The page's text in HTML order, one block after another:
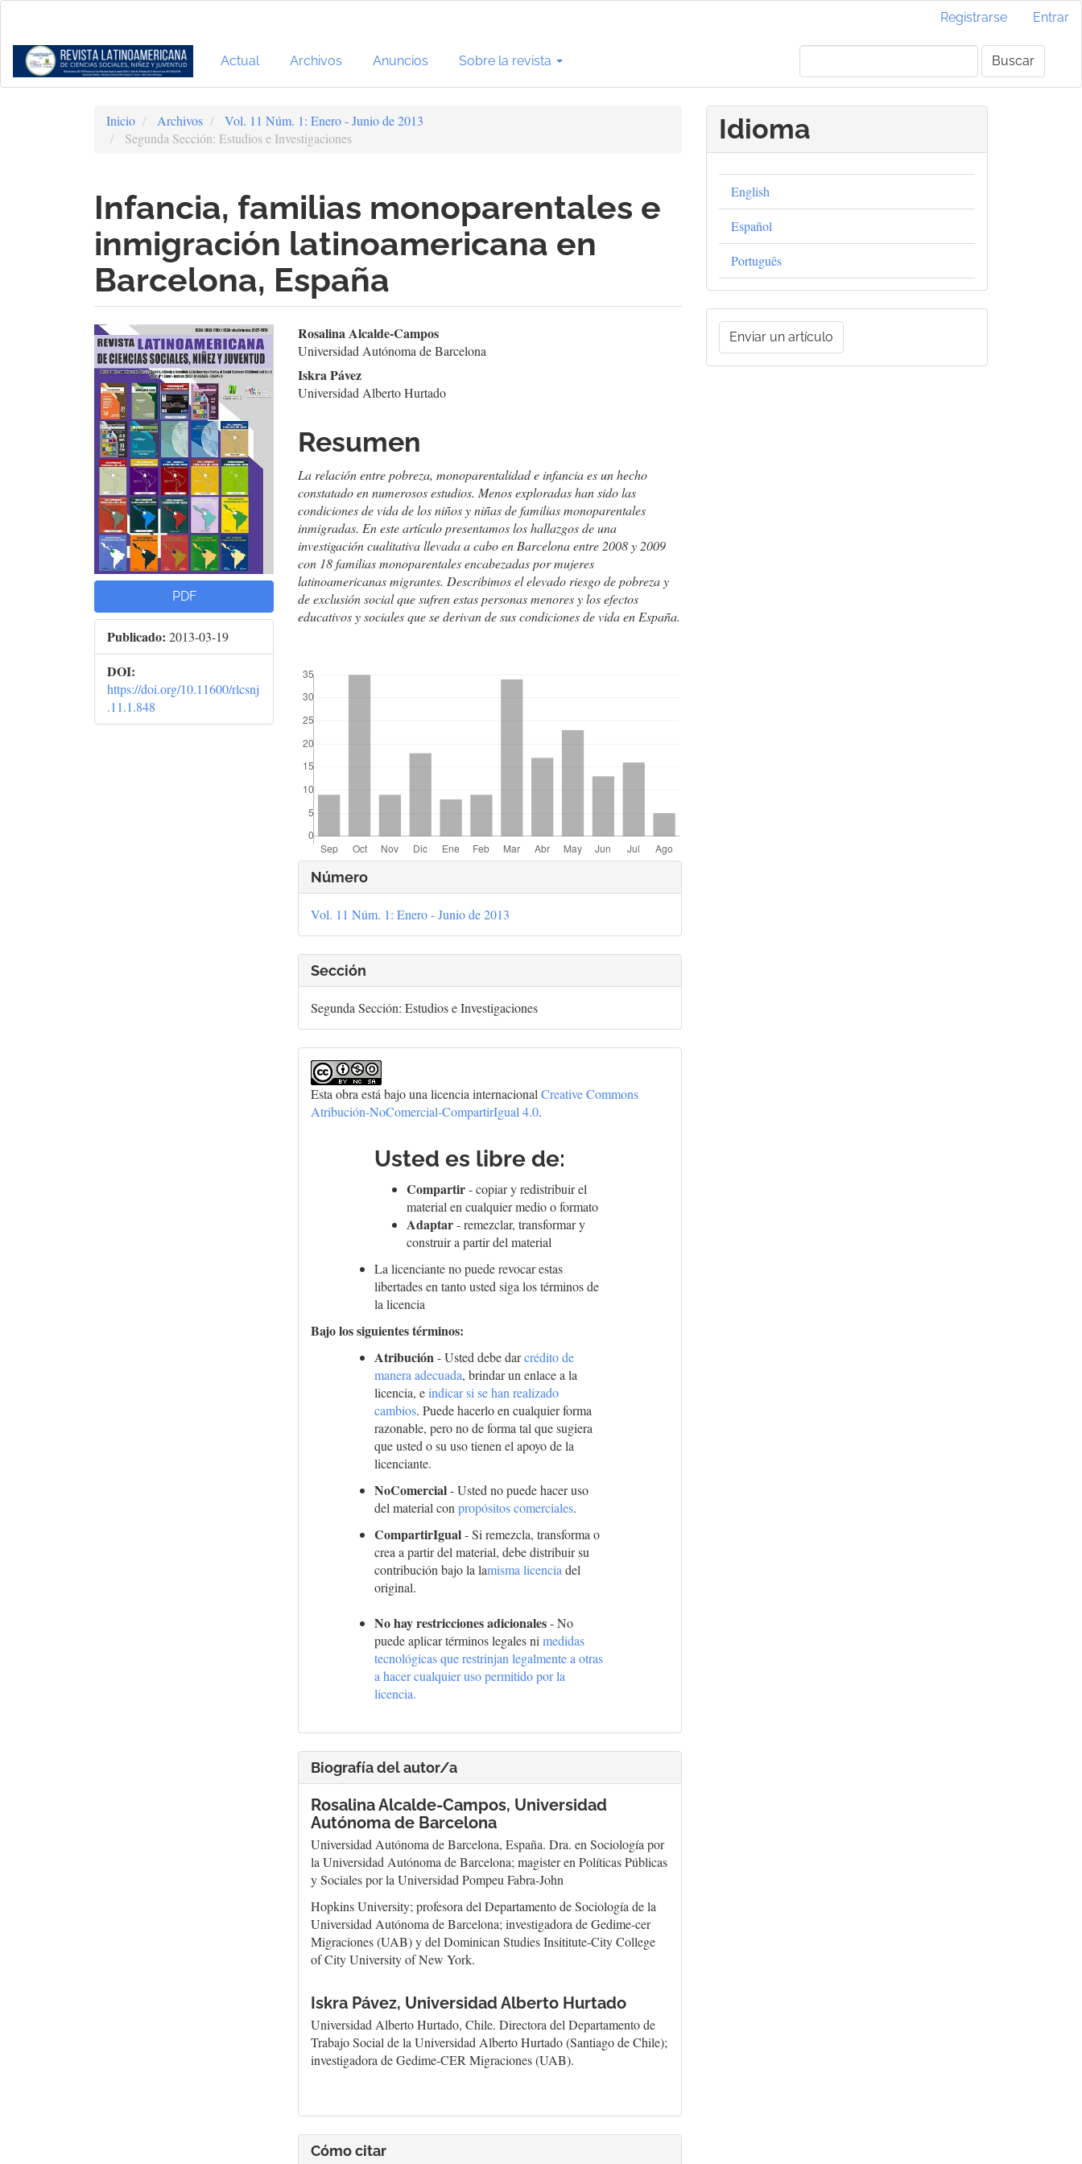
Contenido
principal
Barra
Registrarse Entrar
Actual Archivos Anuncios Sobre la revista Buscar
Inicio Archivos
Vol. 11 Núm. 1: Enero - Junio de 2013
Segunda Sección: Estudios e Investigaciones
Infancia, familias monoparentales e
inmigración latinoamericana en
Barcelona, España
Barra
lateral
del
artículo
PDF
Publicado: 2013-03-19
DOI:
https://doi.org/10.11600/rlcsnj
.11.1.848
Contenido
principal
del
artículo
Rosalina Alcalde-Campos
Universidad Autónoma de Barcelona
Iskra Pávez
Universidad Alberto Hurtado
Resumen
La relación entre pobreza, monoparentalidad e infancia es un hecho
constatado en numerosos estudios. Menos exploradas han sido las
condiciones de vida de los niños y niñas de familias monoparentales
inmigradas. En este artículo presentamos los hallazgos de una
investigación cualitativa llevada a cabo en Barcelona entre 2008 y 2009
con 18 familias monoparentales encabezadas por mujeres
latinoamericanas migrantes. Describimos el elevado riesgo de pobreza y
de exclusión social que sufren estas personas menores y los efectos
educativos y sociales que se derivan de sus condiciones de vida en España.
Detalles
del
artículo
Número
Vol. 11 Núm. 1: Enero - Junio de 2013
Sección
Segunda Sección: Estudios e Investigaciones
Esta obra está bajo una licencia internacionalCreative Commons
Atribución-NoComercial-CompartirIgual 4.0.
Usted es libre de:
Compartir- copiar y redistribuir el
material en cualquier medio o formato
Adaptar- remezclar, transformar y
construir a partir del material
La licenciante no puede revocar estas
libertades en tanto usted siga los términos de
la licencia
Bajo los siguientes términos:
Atribución- Usted debe darcrédito de
manera adecuada, brindar un enlace a la
licencia, eindicar si se han realizado
cambios. Puede hacerlo en cualquier forma
razonable, pero no de forma tal que sugiera
que usted o su uso tienen el apoyo de la
licenciante.
NoComercial- Usted no puede hacer uso
del material conpropósitos comerciales.
CompartirIgual- Si remezcla, transforma o
crea a partir del material, debe distribuir su
contribución bajo la lamisma licencia del
original.
No hay restricciones adicionales- No
puede aplicar términos legales nimedidas
tecnológicas que restrinjan legalmente a otras
a hacer cualquier uso permitido por la
licencia.
Biografía del autor/a
Rosalina Alcalde-Campos, Universidad
Autónoma de Barcelona
Universidad Autónoma de Barcelona, España. Dra. en Sociología por
la Universidad Autónoma de Barcelona; magister en Políticas Públicas
y Sociales por la Universidad Pompeu Fabra-John
Hopkins University; profesora del Departamento de Sociología de la
Universidad Autónoma de Barcelona; investigadora de Gedime-cer
Migraciones (UAB) y del Dominican Studies Insititute-City College
of City University of New York.
Iskra Pávez, Universidad Alberto Hurtado
Universidad Alberto Hurtado, Chile. Directora del Departamento de
Trabajo Social de la Universidad Alberto Hurtado (Santiago de Chile);
investigadora de Gedime-CER Migraciones (UAB).
Cómo citar
Idioma
English
Español
Português
Enviar
unEnviar un artículo